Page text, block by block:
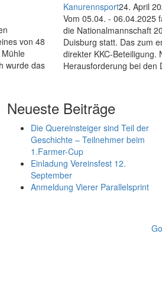
von 48
wurde das
Kanurennsport24. April
Vom 05.04. - 06.04.2025
die Nationalmannschaft
Duisburg statt. Das zum
direkter KKC-Beteiligung.
Herausforderung bei
Neueste Beiträge
Die Quereinsteiger sind Teil der
Geschichte – Teilnehmer beim
1.Farmer-Cup
Einladung Vereinsfest 12.
September
Anmeldung Vierer Parallelsprint